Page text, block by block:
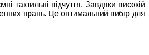
тактильні відчуття. Завдяки високій
прань. Це оптимальний вибір для